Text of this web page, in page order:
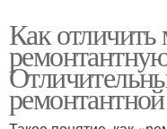
Как